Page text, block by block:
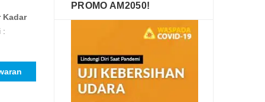
Kadar
:
PROMO AM2050!